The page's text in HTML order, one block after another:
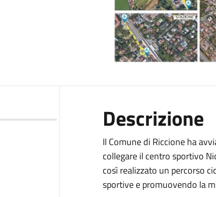
Descrizione
Il Comune di Riccione ha
collegare il centro sportivo
così realizzato un percorso
sportive e promuovendo la